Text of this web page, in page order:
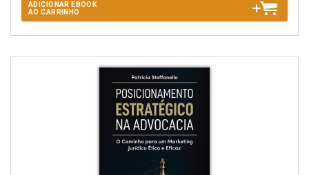
ADICIONAR EBOOK
AO CARRINHO